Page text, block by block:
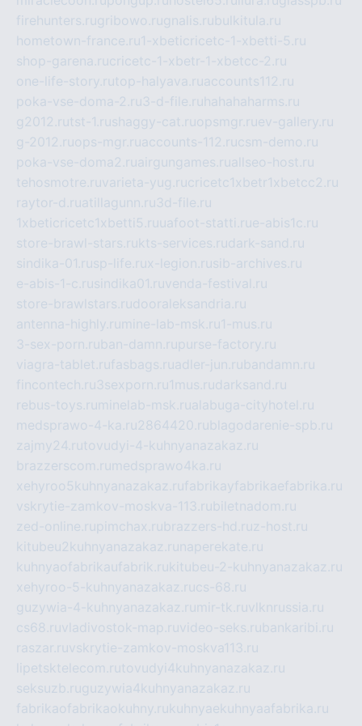
firehunters.rugribowo.rugnalis.rubulkitula.ru
hometown-france.ru1-xbeticricetc-1-xbetti-5.ru
shop-garena.rucricetc-1-xbetr-1-xbetcc-2.ru
one-life-story.rutop-halyava.ruaccounts112.ru
poka-vse-doma-2.ru3-d-file.ru hahahaharms.ru
g2012.rutst-1.rushaggy-cat.ruopsmgr.ruev-gallery.ru
g-2012.ruops-mgr.ruaccounts-112.rucsm-demo.ru
poka-vse-doma2.ruairgungames.ruallseo-host.ru
tehosmotre.ruvarieta-yug.rucricetc1xbetr1xbetcc2.ru
raytor-d.ruatillagunn.ru3d-file.ru
1xbeticricetc1xbetti5.ruuafoot-statti.rue-abis1c.ru
store-brawl-stars.rukts-services.rudark-sand.ru
sindika-01.rusp-life.rux-legion.rusib-archives.ru
e-abis-1-c.rusindika01.ruvenda-festival.ru
store-brawlstars.rudooraleksandria.ru
antenna-highly.ru mine-lab-msk.ru1-mus.ru
3-sex-porn.ruban-damn.rupurse-factory.ru
viagra-tablet.rufasbags.ruadler-jun.rubandamn.ru
fincontech.ru3sexporn.ru1mus.rudarksand.ru
rebus-toys.ru minelab-msk.rualabuga-cityhotel.ru
medsprawo-4-ka.ru2864420.rublagodarenie-spb.ru
zajmy24.rutovudyi-4-kuhnyanazakaz.ru
brazzerscom.ru medsprawo4ka.ru
xehyroo5kuhnyanazakaz.rufabrikayfabrikaefabrika.ru
vskrytie-zamkov-moskva-113.rubiletnadom.ru
zed-online.rupimchax.rubrazzers-hd.ruz-host.ru
kitubeu2kuhnyanazakaz.ru naperekate.ru
kuhnyaofabrikaufabrik.rukitubeu-2-kuhnyanazakaz.ru
xehyroo-5-kuhnyanazakaz.rucs-68.ru
guzywia-4-kuhnyanazakaz.ru mir-tk.ruvlknrussia.ru
cs68.ruvladivostok-map.ruvideo-seks.rubankaribi.ru
raszar.ruvskrytie-zamkov-moskva113.ru
lipetsktelecom.rutovudyi4kuhnyanazakaz.ru
seksuzb.ruguzywia4kuhnyanazakaz.ru
fabrikaofabrikaokuhny.rukuhnyaekuhnyaafabrika.ru